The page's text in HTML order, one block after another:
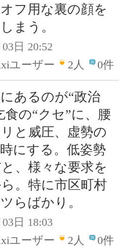
フ用な裏の顔を
まう。
日 20:52
ユーザー
2人 0件
あるのが“政治
食の“クセ”に、腰
と威圧、虚勢の
にする。低姿勢
、様々な要求を
。特に市区町村
らばかり。
日 18:03
ユーザー
2人 0件